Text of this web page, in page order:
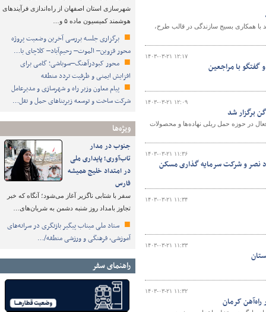
شهرسازی استان اصفهان از راه‌اندازی فرآیندهای
هوشمند کمیسیون ماده ۵ و…
برگزاری جلسه بررسی آخرین وضعیت پروژه
محور قزوین– الموت– رحیم‌آباد– کلاچای با…
محور کبودرآهنگ–سوباشی؛ گامی برای
افزایش ایمنی و ظرفیت تردد منطقه
پیام معاون وزیر راه و شهرسازی و مدیرعامل
شرکت ساخت و توسعه زیربناهای حمل و نقل…
ویژه‌ها
جنوب در مدار
تاب‌آوری؛ پایداری ملی
در امتداد خلیج همیشه
فارس
سفر با شتابی ناگزیر آغاز می‌شود؛ آنگاه که خبر
تجاوز بامداد روز شنبه دشمن به شریان‌های…
ستاد ملی میناب پیگیر بازنگری در سرانه‌های
آموزشی، فرهنگی و ورزشی منطقه/…
راهنمای سفر
همکاری بسیج سازندگی در قالب طرح،
۱۴۰۳-۰۳-۲۱ ۱۲:۱۷
گفتگو با مراجعین
۱۴۰۳-۰۳-۲۱ ۱۲:۰۹
برگزار شد
در حوزه حمل ریلی نهاده‌ها و محصولات
۱۴۰۳-۰۳-۲۱ ۱۱:۳۶
نصر و شرکت سرمایه گذاری مسکن
۱۴۰۳-۰۳-۲۱ ۱۱:۳۴
۱۴۰۳-۰۳-۲۱ ۱۱:۳۳
۱۴۰۳-۰۳-۲۱ ۱۱:۳۲
راه‌آهن کرمان